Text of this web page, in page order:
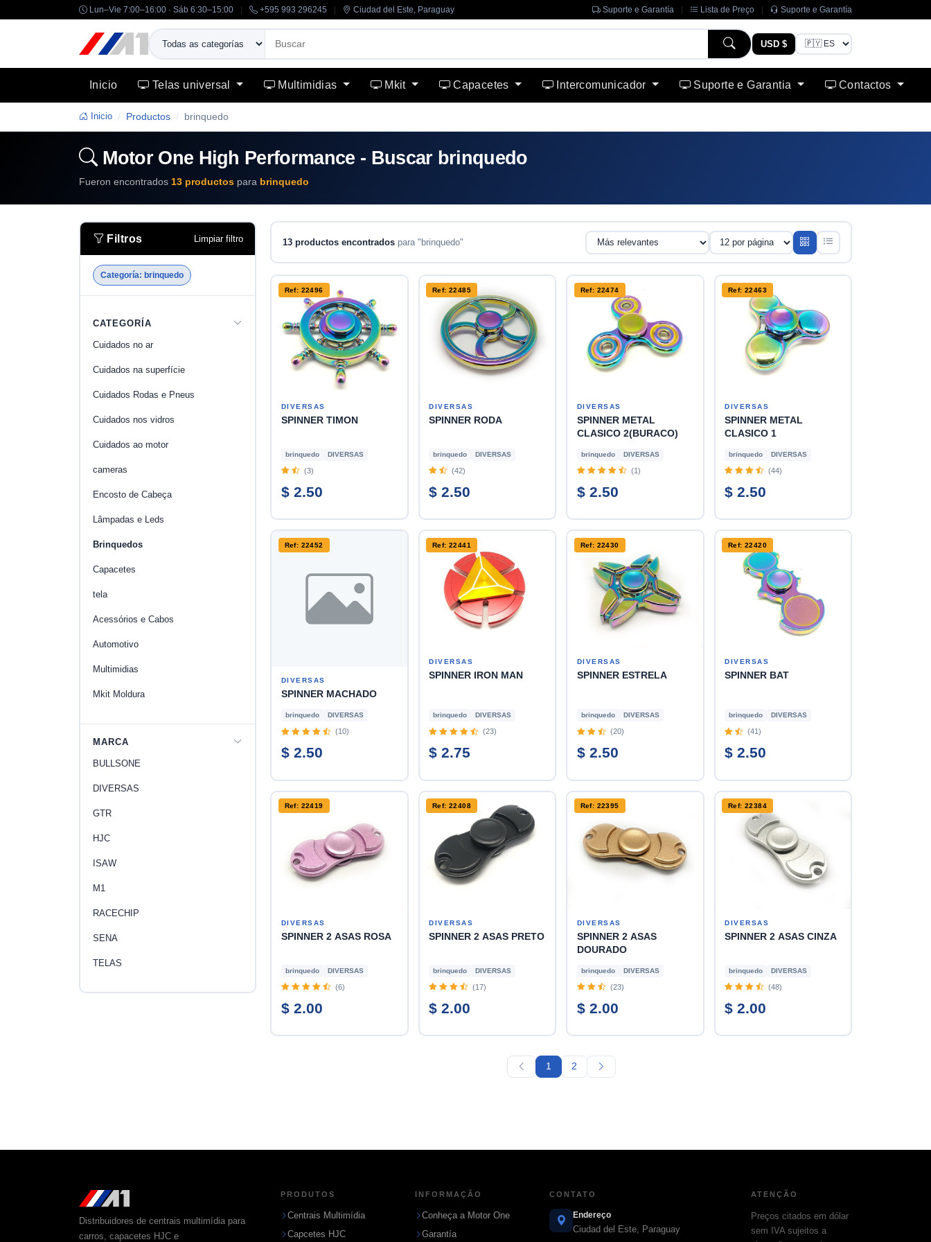
Lun–Vie 7:00–16:00 · Sáb 6:30–15:00 +595 993 296245 Ciudad del Este, Paraguay Suporte e Garantía Lista de Preço Suporte e Garantía
USD $
Inicio Telas universal Multimidias Mkit Capacetes Intercomunicador Suporte e Garantia Contactos
Inicio Productos brinquedo
Motor One High Performance - Buscar brinquedo
Fueron encontrados 13 productos para brinquedo
Filtros Limpiar filtro
Categoría: brinquedo
CATEGORÍA
Cuidados no ar
Cuidados na superfície
Cuidados Rodas e Pneus
Cuidados nos vidros
Cuidados ao motor
cameras
Encosto de Cabeça
Lâmpadas e Leds
Brinquedos
Capacetes
tela
Acessórios e Cabos
Automotivo
Multimidias
Mkit Moldura
MARCA
BULLSONE
DIVERSAS
GTR
HJC
ISAW
M1
RACECHIP
SENA
TELAS
13 productos encontradospara "brinquedo"
Ref: 22496
DIVERSAS
SPINNER TIMON
brinquedo DIVERSAS
(3)
$ 2.50
Ref: 22485
DIVERSAS
SPINNER RODA
brinquedo DIVERSAS
(42)
$ 2.50
Ref: 22474
DIVERSAS
SPINNER METAL
CLASICO 2(BURACO)
brinquedo DIVERSAS
(1)
$ 2.50
Ref: 22463
DIVERSAS
SPINNER METAL
CLASICO 1
brinquedo DIVERSAS
(44)
$ 2.50
Ref: 22452
DIVERSAS
SPINNER MACHADO
brinquedo DIVERSAS
(10)
$ 2.50
Ref: 22441
DIVERSAS
SPINNER IRON MAN
brinquedo DIVERSAS
(23)
$ 2.75
Ref: 22430
DIVERSAS
SPINNER ESTRELA
brinquedo DIVERSAS
(20)
$ 2.50
Ref: 22420
DIVERSAS
SPINNER BAT
brinquedo DIVERSAS
(41)
$ 2.50
Ref: 22419
DIVERSAS
SPINNER 2 ASAS ROSA
brinquedo DIVERSAS
(6)
$ 2.00
Ref: 22408
DIVERSAS
SPINNER 2 ASAS PRETO
brinquedo DIVERSAS
(17)
$ 2.00
Ref: 22395
DIVERSAS
SPINNER 2 ASAS
DOURADO
brinquedo DIVERSAS
(23)
$ 2.00
Ref: 22384
DIVERSAS
SPINNER 2 ASAS CINZA
brinquedo DIVERSAS
(48)
$ 2.00
1 2
Distribuidores de centrais multimídia para
carros, capacetes HJC e
PRODUTOS
Centrais Multimídia
Capcetes HJC
INFORMAÇÃO
Conheça a Motor One
Garantía
CONTATO
Endereço
Ciudad del Este, Paraguay
ATENÇÃO
Preços citados em dólar
sem IVA sujeitos a